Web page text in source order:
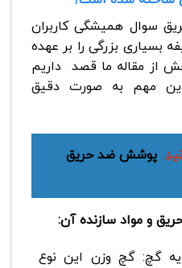
سوال همیشگی کاربران
بسیاری بزرگی را بر عهده
از مقاله ما قصد داریم
مهم به صورت دقیق
پوشش ضد حریق
و مواد سازنده آن:
گچ: گچ وزن این نوع